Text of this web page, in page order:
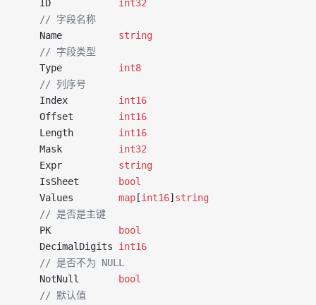
	ID
int32
	// 字段名称
	Name
string
	// 字段类型
	Type
int8
	// 列序号
	Index
int16
	Offset
int16
	Length
int16
	Mask
int32
	Expr
string
	IsSheet
bool
	Values
map [int16] string
	// 是否是主键
	PK
bool
	DecimalDigits
int16
	// 是否不为 NULL
	NotNull
bool
	// 默认值